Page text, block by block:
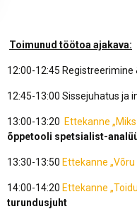
Toimunud töötoa ajakava:
12:00-12:45 Registreerimine
12:45-13:00 Sissejuhatus ja
13:00-13:20 Ettekanne
õppetooli spetsialist-
13:30-13:50 Ettekanne
14:00-14:20 Ettekanne
turundusjuht